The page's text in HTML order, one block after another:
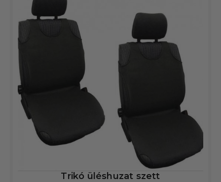
Trikó üléshuzat szett